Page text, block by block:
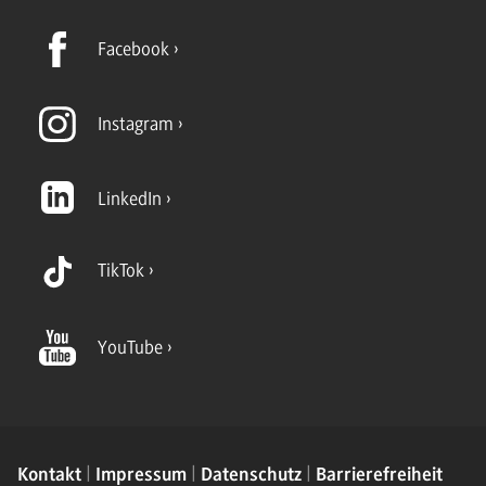
Facebook
Instagram
LinkedIn
TikTok
YouTube
Kontakt Impressum Datenschutz Barrierefreiheit